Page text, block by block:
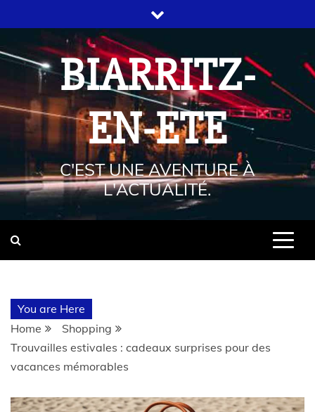
BIARRITZ-
EN-ETE
C'EST UNE AVENTURE À
L'ACTUALITÉ.
You are Here
Home
Shopping
Trouvailles estivales : cadeaux surprises pour des
vacances mémorables